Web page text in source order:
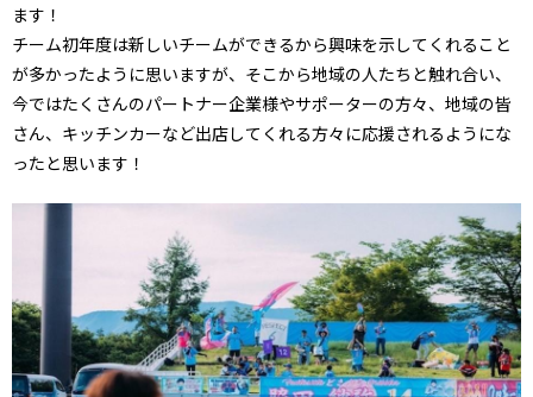
ます！
チーム初年度は新しいチームができるから興味を示してくれること
が多かったように思いますが、そこから地域の人たちと触れ合い、
今ではたくさんのパートナー企業様やサポーターの方々、地域の皆
さん、キッチンカーなど出店してくれる方々に応援されるようにな
ったと思います！